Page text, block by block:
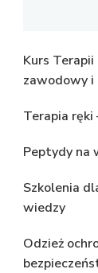
Kurs
zawodowy i
Terapia ręki
Peptydy na
Szkolenia
wiedzy
Odzież